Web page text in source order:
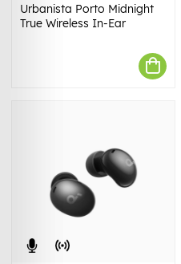
Urbanista Porto Midnight
True Wireless In-Ear